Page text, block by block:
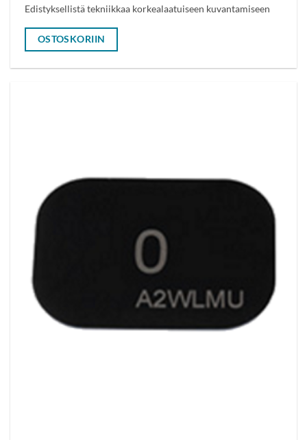
Edistyksellistä tekniikkaa korkealaatuiseen kuvantamiseen
OSTOSKORIIN